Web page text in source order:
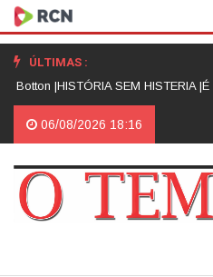
ÚLTIMAS :
|HISTÓRIA SEM HISTERIA |É
06/08/2026 18:16